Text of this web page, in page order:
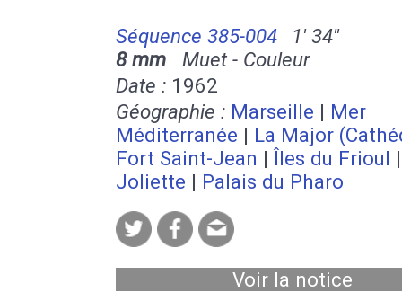
Séquence 385-004
1' 34''
8 mm Muet - Couleur
Date : 1962
Géographie : Marseille | Mer
Méditerranée | La Major
Fort Saint-Jean | Îles du Frioul
Joliette | Palais du Pharo
Voir la notice